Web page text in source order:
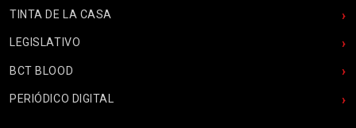
TINTA DE LA CASA
LEGISLATIVO
BCT BLOOD
PERIÓDICO DIGITAL